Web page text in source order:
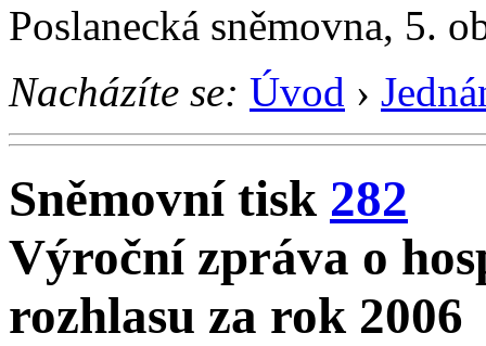
Poslanecká sněmovna, 5.
Nacházíte se: Úvod ›
Sněmovní tisk 282
Výroční zpráva o
rozhlasu za rok 2006